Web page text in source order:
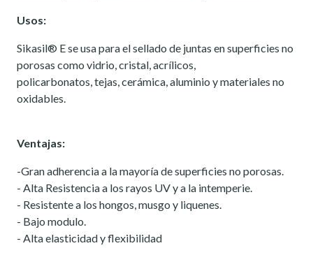
Usos:
Sikasil® E se usa para el sellado de juntas en superficies no
porosas como vidrio, cristal, acrílicos,
policarbonatos, tejas, cerámica, aluminio y materiales no
oxidables.
Ventajas:
-Gran adherencia a la mayoría de superficies no porosas.
- Alta Resistencia a los rayos UV y a la intemperie.
- Resistente a los hongos, musgo y liquenes.
- Bajo modulo.
- Alta elasticidad y flexibilidad